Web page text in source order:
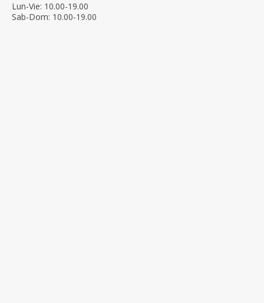
Lun-Vie: 10.00-19.00
Sab-Dom: 10.00-19.00